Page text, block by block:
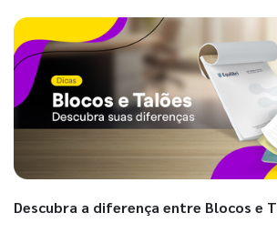
Descubra a diferença entre Blocos e